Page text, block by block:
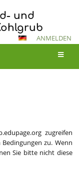
und
ANMELDEN
zugreifen
zu. Wenn
Sie bitte nicht diese